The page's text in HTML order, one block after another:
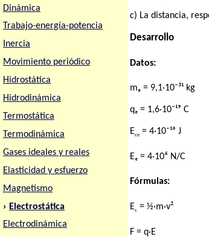
Dinámica
Trabajo-energía-potencia
Inercia
Movimiento periódico
Hidrostática
Hidrodinámica
Termostática
Termodinámica
Gases ideales y reales
Elasticidad y esfuerzo
Magnetismo
› Electrostática
Electrodinámica
c) La distancia,
Desarrollo
Datos:
mₑ = 9,1·10⁻³¹ kg
qₑ = 1,6·10⁻¹⁹ C
Ece = 4·10⁻¹⁶ J
Eₑ = 4·10⁴ N/C
Fórmulas:
Ec = ½·m·v²
F = q·E